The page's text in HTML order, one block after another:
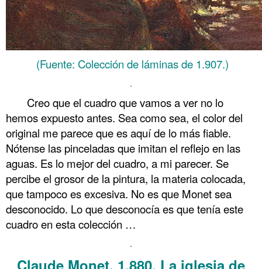
(Fuente: Colección de láminas de 1.907.)
.
Creo que el cuadro que vamos a ver no lo
hemos expuesto antes. Sea como sea, el color del
original me parece que es aquí de lo más fiable.
Nótense las pinceladas que imitan el reflejo en las
aguas. Es lo mejor del cuadro, a mi parecer. Se
percibe el grosor de la pintura, la materia colocada,
que tampoco es excesiva. No es que Monet sea
desconocido. Lo que desconocía es que tenía este
cuadro en esta colección …
.
Claude Monet, 1.880. La iglesia de